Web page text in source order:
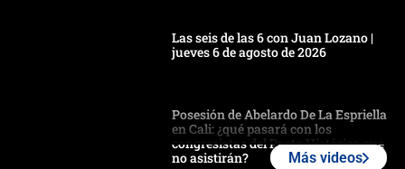
Las seis de las 6 con Juan Lozano |
jueves 6 de agosto de 2026
Posesión de Abelardo De La Espriella
en Cali: ¿qué pasará con los
congresistas del Pacto Histórico que
no asistirán?
Más videos